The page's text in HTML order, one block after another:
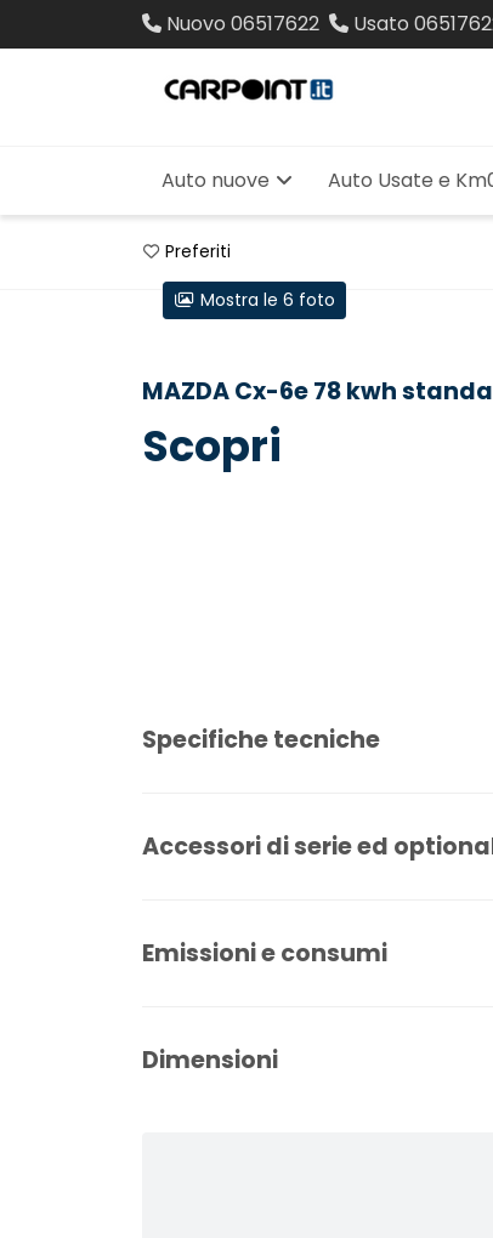
Nuovo 06517622 Usato
Auto nuove Auto Usate e
Preferiti
Mostra le 6 foto
MAZDA Cx-6e 78 kwh
Scopri
Specifiche tecniche
Accessori di serie ed
Emissioni e consumi
Dimensioni